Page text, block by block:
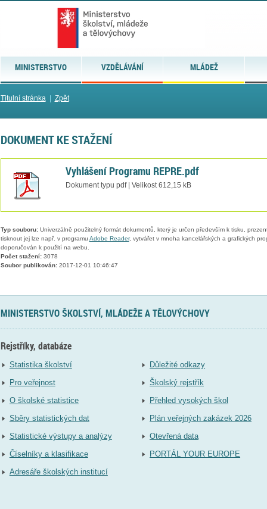
MINISTERSTVO VZDĚLÁVÁNÍ MLÁDEŽ
Titulní stránka| Zpět
DOKUMENT KE STAŽENÍ
Vyhlášení Programu REPRE.pdf
Dokument typu pdf | Velikost 612,15 kB
Typ souboru:Univerzálně použitelný formát dokumentů, který je určen především k tisku,
tisknout jej lze např. v programu Adobe Reader, vytvářet v mnoha kancelářských a grafických
doporučován k použití na webu.
Počet stažení:3078
Soubor publikován:2017-12-01 10:46:47
MINISTERSTVO ŠKOLSTVÍ, MLÁDEŽE A TĚLOVÝCHOVY
Rejstříky, databáze
Statistika školství
Pro veřejnost
O školské statistice
Sběry statistických dat
Statistické výstupy a analýzy
Číselníky a klasifikace
Adresáře školských institucí
Důležité odkazy
Školský rejstřík
Přehled vysokých škol
Plán veřejných zakázek 2026
Otevřená data
PORTÁL YOUR EUROPE